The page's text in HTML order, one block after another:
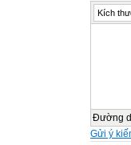
Đọc
cần
Ảnh
Bài
Kích
Đường
Gửi ý